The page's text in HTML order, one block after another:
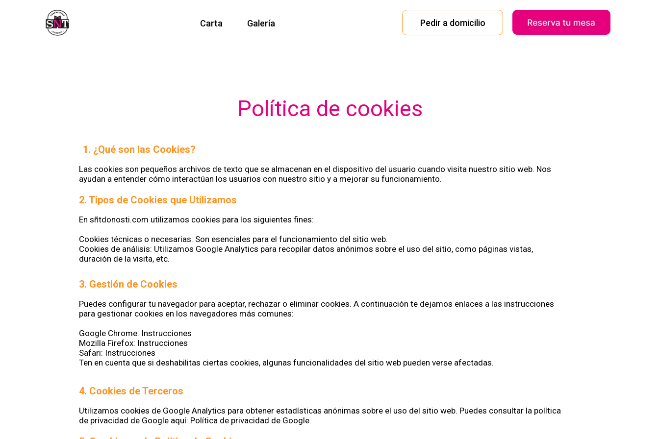
Carta Galería Pedir a domicilio
Política de cookies
1. ¿Qué son las Cookies?
Las cookies son pequeños archivos de texto que se almacenan en el dispositivo del usuario cuando visita nuestro sitio web. Nos
ayudan a entender cómo interactúan los usuarios con nuestro sitio y a mejorar su funcionamiento.
4. Cookies de Terceros
Utilizamos cookies de Google Analytics para obtener estadísticas anónimas sobre el uso del sitio web. Puedes consultar la política
de privacidad de Google aquí: Política de privacidad de Google.
3. Gestión de Cookies
Puedes configurar tu navegador para aceptar, rechazar o eliminar cookies. A continuación te dejamos enlaces a las instrucciones
para gestionar cookies en los navegadores más comunes:
Google Chrome: Instrucciones
Mozilla Firefox: Instrucciones
Safari: Instrucciones
Ten en cuenta que si deshabilitas ciertas cookies, algunas funcionalidades del sitio web pueden verse afectadas.
2. Tipos de Cookies que Utilizamos
En sñtdonosti.com utilizamos cookies para los siguientes fines:
Cookies técnicas o necesarias: Son esenciales para el funcionamiento del sitio web.
Cookies de análisis: Utilizamos Google Analytics para recopilar datos anónimos sobre el uso del sitio, como páginas vistas,
duración de la visita, etc.